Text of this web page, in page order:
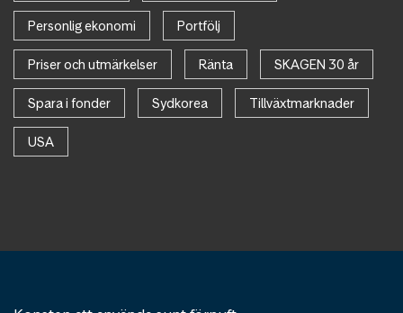
Personlig ekonomi Portfölj
Priser och utmärkelser Ränta SKAGEN 30 år
Spara i fonder Sydkorea Tillväxtmarknader
USA